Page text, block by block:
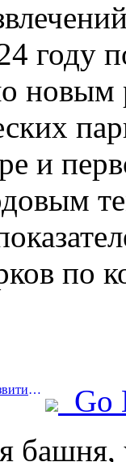
году
и
по
Prev:Национальная комиссия по развитию и реформам опубликовала первую партию из 49 высококачественных мест для занятий спортом на открытом воздухе.
Go
башня,